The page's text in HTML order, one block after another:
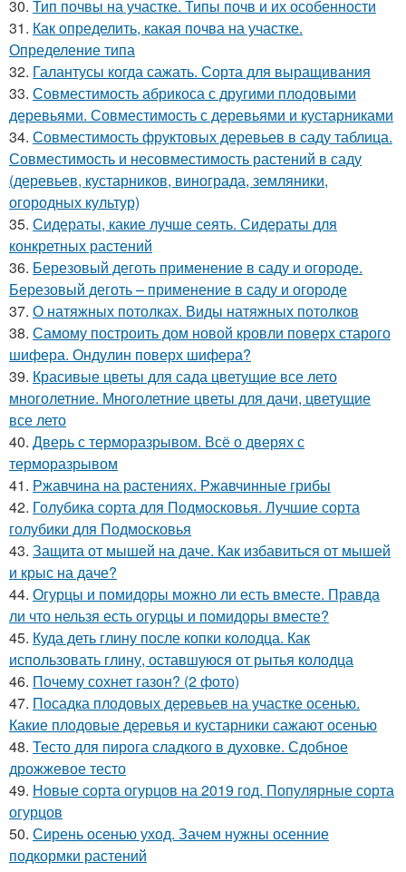
30. Тип почвы на участке. Типы почв и их особенности
31. Как определить, какая почва на участке.
Определение типа
32. Галантусы когда сажать. Сорта для выращивания
33. Совместимость абрикоса с другими плодовыми
деревьями. Совместимость с деревьями и кустарниками
34. Совместимость фруктовых деревьев в саду таблица.
Совместимость и несовместимость растений в саду
(деревьев, кустарников, винограда, земляники,
огородных культур)
35. Сидераты, какие лучше сеять. Сидераты для
конкретных растений
36. Березовый деготь применение в саду и огороде.
Березовый деготь – применение в саду и огороде
37. О натяжных потолках. Виды натяжных потолков
38. Самому построить дом новой кровли поверх старого
шифера. Ондулин поверх шифера?
39. Красивые цветы для сада цветущие все лето
многолетние. Многолетние цветы для дачи, цветущие
все лето
40. Дверь с терморазрывом. Всё о дверях с
терморазрывом
41. Ржавчина на растениях. Ржавчинные грибы
42. Голубика сорта для Подмосковья. Лучшие сорта
голубики для Подмосковья
43. Защита от мышей на даче. Как избавиться от мышей
и крыс на даче?
44. Огурцы и помидоры можно ли есть вместе. Правда
ли что нельзя есть огурцы и помидоры вместе?
45. Куда деть глину после копки колодца. Как
использовать глину, оставшуюся от рытья колодца
46. Почему сохнет газон? (2 фото)
47. Посадка плодовых деревьев на участке осенью.
Какие плодовые деревья и кустарники сажают осенью
48. Тесто для пирога сладкого в духовке. Сдобное
дрожжевое тесто
49. Новые сорта огурцов на 2019 год. Популярные сорта
огурцов
50. Сирень осенью уход. Зачем нужны осенние
подкормки растений